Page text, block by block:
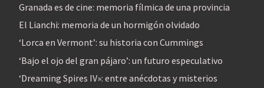
Granada es de cine: memoria fílmica de una provincia
El Lianchi: memoria de un hormigón olvidado
‘Lorca en Vermont’: su historia con Cummings
‘Bajo el ojo del gran pájaro’: un futuro especulativo
‘Dreaming Spires IV»: entre anécdotas y misterios